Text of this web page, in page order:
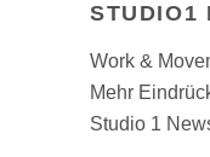
STUDIO1
Work &
Mehr
Studio 1